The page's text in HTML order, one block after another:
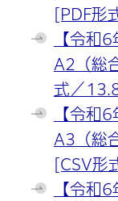
[PDF形
【令和
A2（総
式／
【令和
A3（総
[CSV形
【令和